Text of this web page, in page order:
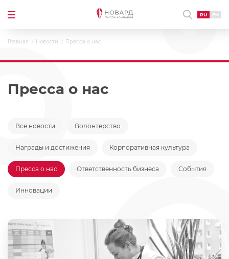
RU EN
Главная Новости Пресса о нас
Пресса о нас
Все новости Волонтерство
Награды и достижения Корпоративная культура
Пресса о нас Ответственность бизнеса События
Инновации